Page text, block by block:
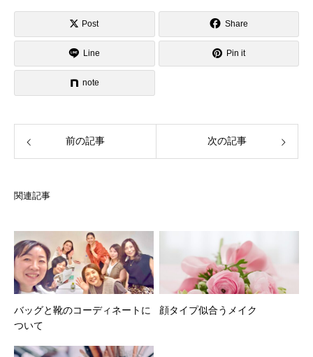
Post Share
Line Pin it
note
前の記事 次の記事
関連記事
バッグと靴のコーディネートに
ついて
顔タイプ似合うメイク